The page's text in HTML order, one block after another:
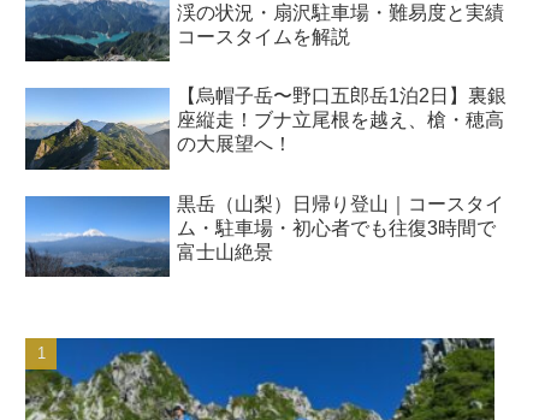
渓の状況・扇沢駐車場・難易度と実績
コースタイムを解説
【烏帽子岳〜野口五郎岳1泊2日】裏銀
座縦走！ブナ立尾根を越え、槍・穂高
の大展望へ！
黒岳（山梨）日帰り登山｜コースタイ
ム・駐車場・初心者でも往復3時間で
富士山絶景